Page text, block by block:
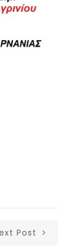
Post